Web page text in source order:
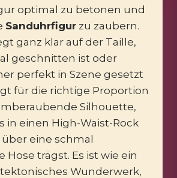
optimal zu betonen und
Sanduhrfigur zu zaubern.
ganz klar auf der Taille,
geschnitten ist oder
perfekt in Szene gesetzt
für die richtige Proportion
Silhouette,
in einen High-Waist-Rock
eine schmal
trägst. Es ist wie ein
Wunderwerk,